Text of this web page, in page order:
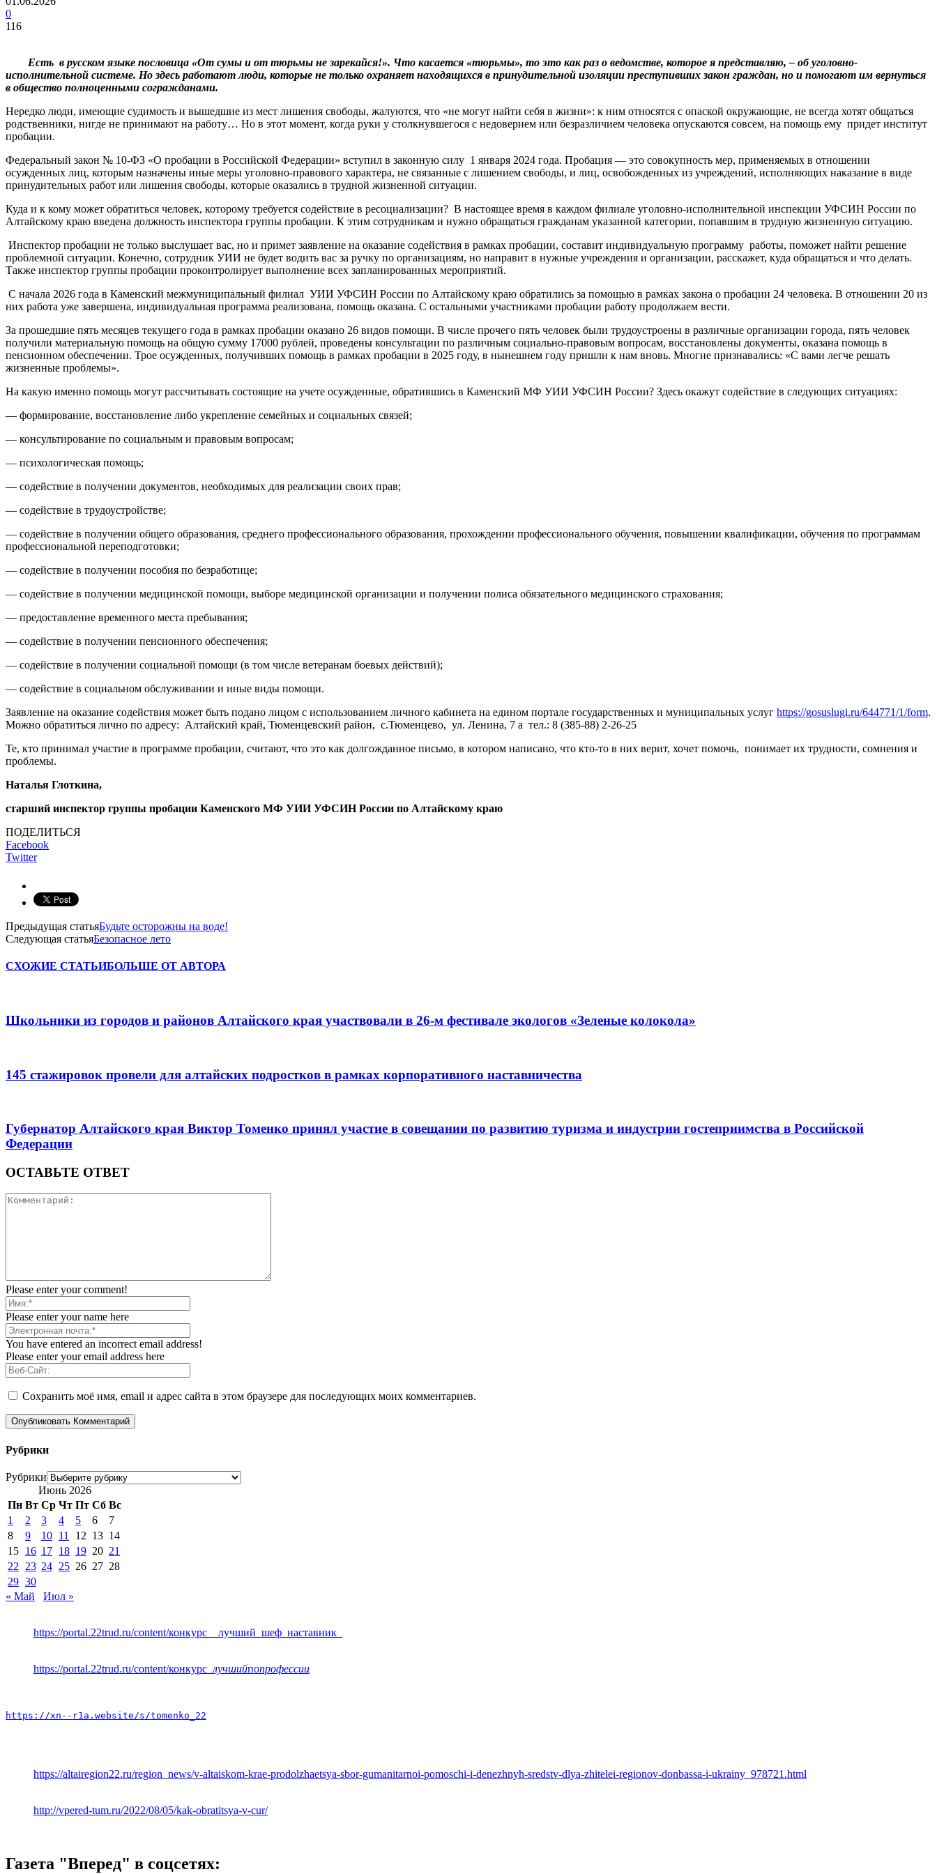
0
116
Есть в русском языке пословица «От сумы и от тюрьмы не зарекайся!». Что касается «тюрьмы», то это как раз о ведомстве, которое я представляю, – об уголовно-
исполнительной системе. Но здесь работают люди, которые не только охраняет находящихся в принудительной изоляции преступивших закон граждан, но и помогают им вернуться
в общество полноценными согражданами.
Нередко люди, имеющие судимость и вышедшие из мест лишения свободы, жалуются, что «не могут найти себя в жизни»: к ним относятся с опаской окружающие, не всегда хотят общаться
родственники, нигде не принимают на работу… Но в этот момент, когда руки у столкнувшегося с недоверием или безразличием человека опускаются совсем, на помощь ему придет институт
пробации.
Федеральный закон № 10-ФЗ «О пробации в Российской Федерации» вступил в законную силу 1 января 2024 года. Пробация — это совокупность мер, применяемых в отношении
осужденных лиц, которым назначены иные меры уголовно-правового характера, не связанные с лишением свободы, и лиц, освобожденных из учреждений, исполняющих наказание в виде
принудительных работ или лишения свободы, которые оказались в трудной жизненной ситуации.
Куда и к кому может обратиться человек, которому требуется содействие в ресоциализации? В настоящее время в каждом филиале уголовно-исполнительной инспекции УФСИН России по
Алтайскому краю введена должность инспектора группы пробации. К этим сотрудникам и нужно обращаться гражданам указанной категории, попавшим в трудную жизненную ситуацию.
Инспектор пробации не только выслушает вас, но и примет заявление на оказание содействия в рамках пробации, составит индивидуальную программу работы, поможет найти решение
проблемной ситуации. Конечно, сотрудник УИИ не будет водить вас за ручку по организациям, но направит в нужные учреждения и организации, расскажет, куда обращаться и что делать.
Также инспектор группы пробации проконтролирует выполнение всех запланированных мероприятий.
С начала 2026 года в Каменский межмуниципальный филиал УИИ УФСИН России по Алтайскому краю обратились за помощью в рамках закона о пробации 24 человека. В отношении 20 из
них работа уже завершена, индивидуальная программа реализована, помощь оказана. С остальными участниками пробации работу продолжаем вести.
За прошедшие пять месяцев текущего года в рамках пробации оказано 26 видов помощи. В числе прочего пять человек были трудоустроены в различные организации города, пять человек
получили материальную помощь на общую сумму 17000 рублей, проведены консультации по различным социально-правовым вопросам, восстановлены документы, оказана помощь в
пенсионном обеспечении. Трое осужденных, получивших помощь в рамках пробации в 2025 году, в нынешнем году пришли к нам вновь. Многие признавались: «С вами легче решать
жизненные проблемы».
На какую именно помощь могут рассчитывать состоящие на учете осужденные, обратившись в Каменский МФ УИИ УФСИН России? Здесь окажут содействие в следующих ситуациях:
— формирование, восстановление либо укрепление семейных и социальных связей;
— консультирование по социальным и правовым вопросам;
— психологическая помощь;
— содействие в получении документов, необходимых для реализации своих прав;
— содействие в трудоустройстве;
— содействие в получении общего образования, среднего профессионального образования, прохождении профессионального обучения, повышении квалификации, обучения по программам
профессиональной переподготовки;
— содействие в получении пособия по безработице;
— содействие в получении медицинской помощи, выборе медицинской организации и получении полиса обязательного медицинского страхования;
— предоставление временного места пребывания;
— содействие в получении пенсионного обеспечения;
— содействие в получении социальной помощи (в том числе ветеранам боевых действий);
— содействие в социальном обслуживании и иные виды помощи.
Заявление на оказание содействия может быть подано лицом с использованием личного кабинета на едином портале государственных и муниципальных услуг https://gosuslugi.ru/644771/1/form.
Можно обратиться лично по адресу: Алтайский край, Тюменцевский район, с.Тюменцево, ул. Ленина, 7 а тел.: 8 (385-88) 2-26-25
Те, кто принимал участие в программе пробации, считают, что это как долгожданное письмо, в котором написано, что кто-то в них верит, хочет помочь, понимает их трудности, сомнения и
проблемы.
Наталья Глоткина,
старший инспектор группы пробации Каменского МФ УИИ УФСИН России по Алтайскому краю
ПОДЕЛИТЬСЯ
Facebook
Twitter
Предыдущая статьяБудьте осторожны на воде!
Следующая статьяБезопасное лето
СХОЖИЕ СТАТЬИБОЛЬШЕ ОТ АВТОРА
Школьники из городов и районов Алтайского края участвовали в 26-м фестивале экологов «Зеленые колокола»
145 стажировок провели для алтайских подростков в рамках корпоративного наставничества
Губернатор Алтайского края Виктор Томенко принял участие в совещании по развитию туризма и индустрии гостеприимства в Российской
Федерации
ОСТАВЬТЕ ОТВЕТ
Please enter your comment!
Please enter your name here
You have entered an incorrect email address!
Please enter your email address here
Сохранить моё имя, email и адрес сайта в этом браузере для последующих моих комментариев.
Рубрики
Рубрики
Июнь 2026
Пн Вт Ср Чт Пт Сб Вс
1
2 3 4 5 6
7
8
9 10 11 12 13 14
15 16 17 18 19 20 21
22
23 24 25 26 27 28
29 30
« Май
Июл »
https://portal.22trud.ru/content/конкурс__лучший_шеф_наставник_
https://portal.22trud.ru/content/конкурс _лучшийпопрофессии
https://xn--r1a.website/s/tomenko_22
https://altairegion22.ru/region_news/v-altaiskom-krae-prodolzhaetsya-sbor-gumanitarnoi-pomoschi-i-denezhnyh-sredstv-dlya-zhitelei-regionov-donbassa-i-ukrainy_978721.html
http://vpered-tum.ru/2022/08/05/kak-obratitsya-v-cur/
Газета "Вперед" в соцсетях: